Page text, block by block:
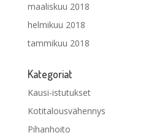
maaliskuu 2018
helmikuu 2018
tammikuu 2018
Kategoriat
Kausi-istutukset
Kotitalousvähennys
Pihanhoito